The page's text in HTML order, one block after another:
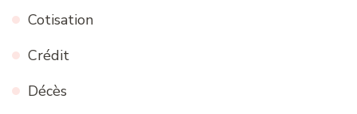
Cotisation
Crédit
Décès